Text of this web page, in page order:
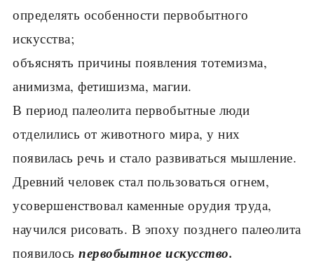
определять особенности первобытного
искусства;
объяснять причины появления тотемизма,
анимизма, фетишизма, магии.
В период палеолита первобытные люди
отделились от животного мира, у них
появилась речь и стало развиваться мышление.
Древний че­ловек стал пользоваться огнем,
усовершенствовал каменные орудия труда,
научился рисовать. В эпоху позднего палеолита
появилось первобытное искусство.